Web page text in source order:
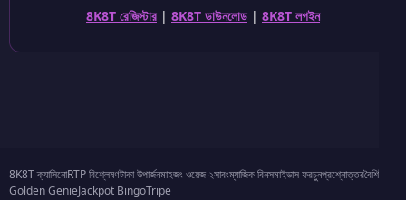
8K8T রেজিস্টার | 8K8T ডাউনলোড | 8K8T লগইন
8K8T ক্যাসিনোRTP বিশ্লেষণটাকা উপার্জনমাহজং ওয়েজ ২সাবংম্যাজিক বিনসমাইডাস ফরচুনপ্রশ্নোত্তরবৈশিষ্ট্য
Golden GenieJackpot BingoTripe